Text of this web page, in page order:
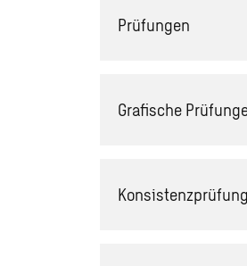
Prüfungen
Grafische